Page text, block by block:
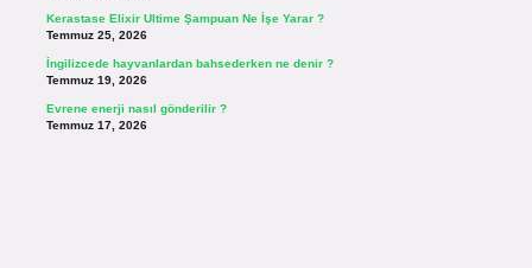
Kerastase Elixir Ultime Şampuan Ne İşe Yarar ?
Temmuz 25, 2026
İngilizcede hayvanlardan bahsederken ne denir ?
Temmuz 19, 2026
Evrene enerji nasıl gönderilir ?
Temmuz 17, 2026